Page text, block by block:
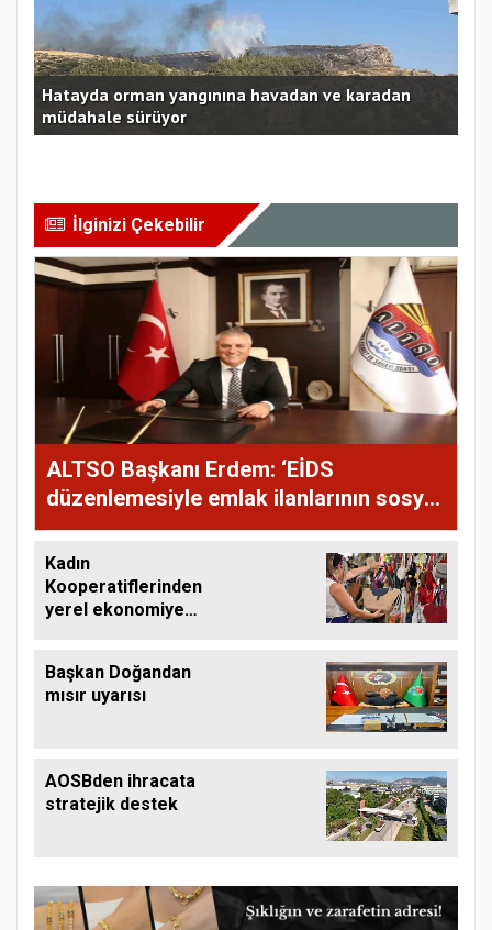
Hatayda orman yangınına havadan ve karadan
müdahale sürüyor
İlginizi Çekebilir
ALTSO Başkanı Erdem: ‘EİDS
düzenlemesiyle emlak ilanlarının sosyal
medyada paylaşımının önü açıldı
Kadın
Kooperatiflerinden
yerel ekonomiye
Başkan Doğandan
mısır uyarısı
AOSBden ihracata
stratejik destek